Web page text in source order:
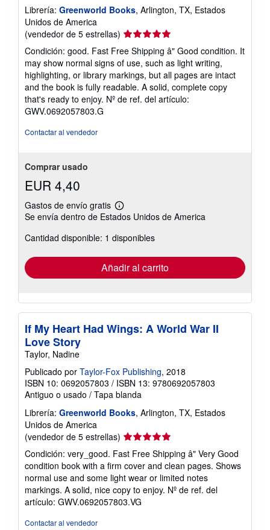
Librería: Greenworld Books, Arlington, TX, Estados
Unidos de America
(vendedor de 5 estrellas) Calificación
del
vendedor:
5
de
5
estrellas
Condición: good. Fast Free Shipping â" Good condition. It
may show normal signs of use, such as light writing,
highlighting, or library markings, but all pages are intact
and the book is fully readable. A solid, complete copy
that's ready to enjoy. Nº de ref. del artículo:
GWV.0692057803.G
Contactar al vendedor
Comprar usado
EUR 4,40
Gastos de envío gratis
Más
información
las
tarifas
envío
Se envía dentro de Estados Unidos de America
Cantidad disponible: 1 disponibles
Añadir al carrito
If My Heart Had Wings: A World War II
Love Story
Taylor, Nadine
Publicado por Taylor-Fox Publishing, 2018
ISBN 10: 0692057803 / ISBN 13: 9780692057803
Antiguo o usado / Tapa blanda
Librería: Greenworld Books, Arlington, TX, Estados
Unidos de America
(vendedor de 5 estrellas) Calificación
del
vendedor:
5
de
5
estrellas
Condición: very_good. Fast Free Shipping â" Very Good
condition book with a firm cover and clean pages. Shows
normal use and some light wear or limited notes
markings. A solid, nice copy to enjoy. Nº de ref. del
artículo: GWV.0692057803.VG
Contactar al vendedor